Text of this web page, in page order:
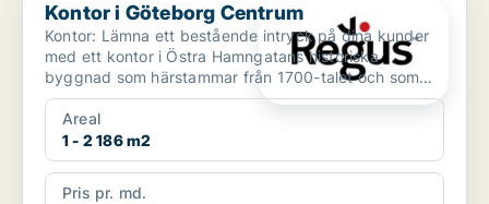
Kontor i Göteborg Centrum
Kontor: Lämna ett bestående intryck på dina kunder
med ett kontor i Östra Hamngatans historiska
byggnad som härstammar från 1700-talet och som
har en distink...
Areal
1 - 2 186 m2
Pris pr. md.